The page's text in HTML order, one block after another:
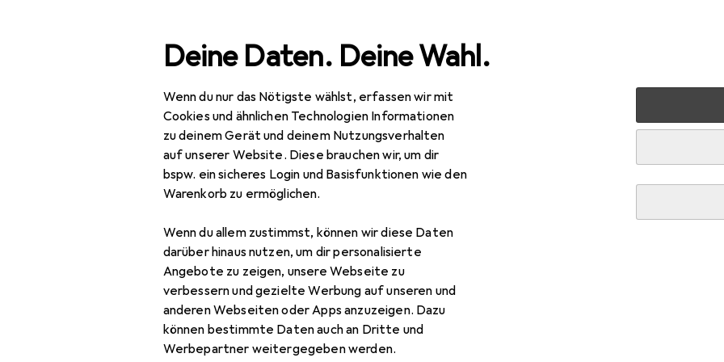
Deine Daten. Deine Wahl.
Wenn du nur das Nötigste wählst, erfassen wir mit
Cookies und ähnlichen Technologien Informationen
zu deinem Gerät und deinem Nutzungsverhalten
auf unserer Website. Diese brauchen wir, um dir
bspw. ein sicheres Login und Basisfunktionen wie den
Warenkorb zu ermöglichen.
Wenn du allem zustimmst, können wir diese Daten
darüber hinaus nutzen, um dir personalisierte
Angebote zu zeigen, unsere Webseite zu
verbessern und gezielte Werbung auf unseren und
anderen Webseiten oder Apps anzuzeigen. Dazu
können bestimmte Daten auch an Dritte und
Werbepartner weitergegeben werden.
Navigation nach Kategorien
Gesamtsortiment IT + Multimedia Peripherie Drucker + Scanner Barcode